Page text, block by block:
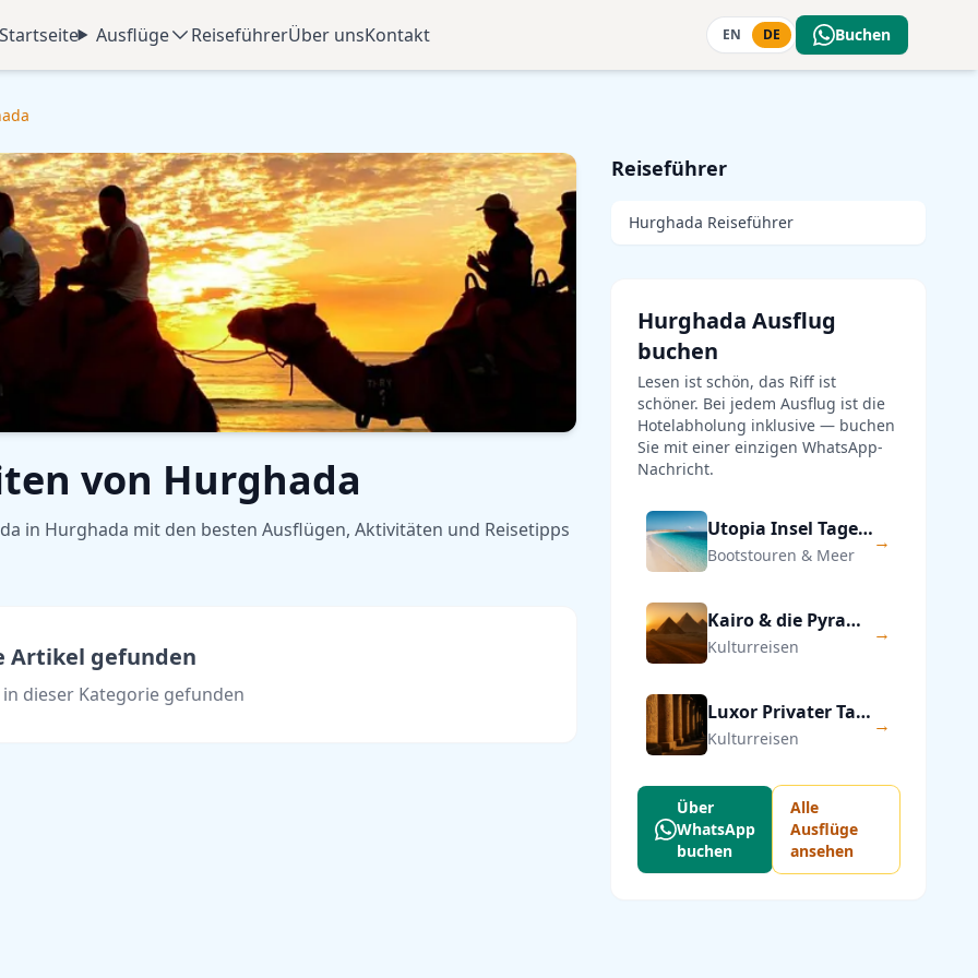
Startseite
Ausflüge ReiseführerÜber unsKontakt EN DE Buchen
von Hurghada
in Hurghada mit den besten Ausflügen, Aktivitäten und Reisetipps
Artikel gefunden
dieser Kategorie gefunden
Reiseführer
Hurghada Reiseführer
Hurghada Ausflug
buchen
Lesen ist schön, das Riff ist
schöner. Bei jedem Ausflug ist die
Hotelabholung inklusive — buchen
Sie mit einer einzigen WhatsApp-
Nachricht.
Utopia Insel Tagesausflug ab Hurghada
Bootstouren & Meer
→
Kairo & die Pyramiden von Gizeh — Privater Tagesausflug
Kulturreisen
→
Luxor Privater Tagesausflug ab Hurghada
Kulturreisen
→
Über
WhatsApp
buchen
Alle
Ausflüge
ansehen